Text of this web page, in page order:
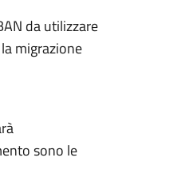
da utilizzare
migrazione
sono le